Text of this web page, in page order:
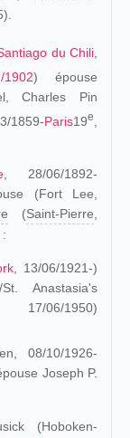
du Chili
1902) épouse
Charles Pin
Paris19e
, 28/06/1892-
(Fort Lee,
(Saint-Pierre,
, 13/06/1921-)
Anastasia's
06/1950)
08/10/1926-
Joseph P.
(Hoboken-